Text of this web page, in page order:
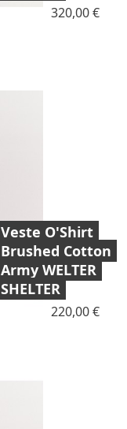
Prix
320,00 €
Veste O'Shirt
Brushed Cotton
Army WELTER
SHELTER
Prix
220,00 €